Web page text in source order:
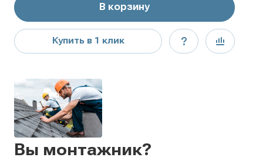
В корзину
Купить в 1 клик
Вы монтажник?